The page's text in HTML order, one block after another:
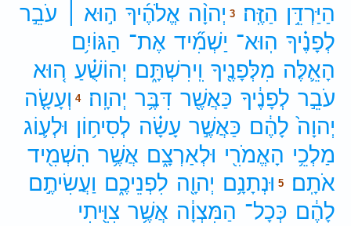
הַיַּרְדֵּ֥ן הַזֶּֽה׃ 3 יְהוָ֨ה אֱלֹהֶ֜יךָ ה֣וּא ׀
עֹבֵ֣ר
לְפָנֶ֗יךָ הֽוּא־ יַשְׁמִ֞יד אֶת־ הַגּוֹיִ֥ם
הָאֵ֛לֶּה מִלְּפָנֶ֖יךָ וִֽירִשְׁתָּ֑ם יְהוֹשֻׁ֗עַ ה֚וּא
עֹבֵ֣ר לְפָנֶ֔יךָ כַּאֲשֶׁ֖ר דִּבֶּ֥ר יְהוָֽה׃ 4 וְעָשָׂ֤ה
יְהוָה֙ לָהֶ֔ם כַּאֲשֶׁ֣ר עָשָׂ֗ה לְסִיח֥וֹן וּלְע֛וֹג
מַלְכֵ֥י הָאֱמֹרִ֖י וּלְאַרְצָ֑ם אֲשֶׁ֥ר הִשְׁמִ֖יד
אֹתָֽם׃
5 וּנְתָנָ֥ם יְהוָ֖ה לִפְנֵיכֶ֑ם וַעֲשִׂיתֶ֣ם
לָהֶ֔ם כְּכָל־ הַמִּצְוָ֔ה אֲשֶׁ֥ר צִוִּ֖יתִי